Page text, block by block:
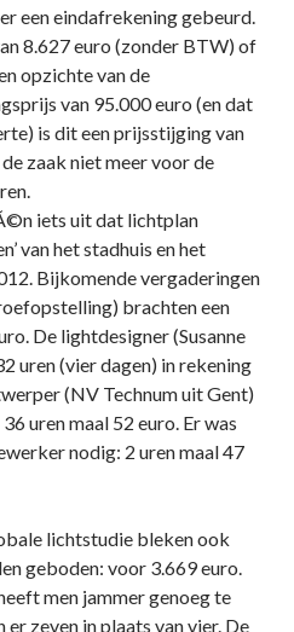
een eindafrekening gebeurd.
8.627 euro (zonder BTW) of
opzichte van de
van 95.000 euro (en dat
is dit een prijsstijging van
zaak niet meer voor de
iets uit dat lichtplan
van het stadhuis en het
Bijkomende vergaderingen
brachten een
De lightdesigner (Susanne
uren (vier dagen) in rekening
(NV Technum uit Gent)
uren maal 52 euro. Er was
nodig: 2 uren maal 47
lichtstudie bleken ook
geboden: voor 3.669 euro.
men jammer genoeg te
zeven in plaats van vier. De